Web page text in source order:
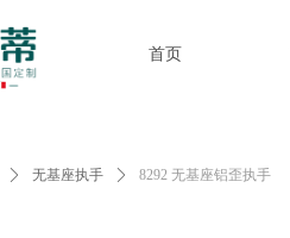
首页
ꄲ 无基座执手 ꄲ 8292 无基座铝歪执手